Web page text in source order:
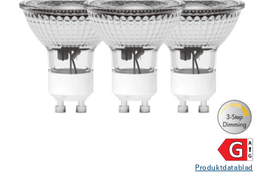
Produktdatablad